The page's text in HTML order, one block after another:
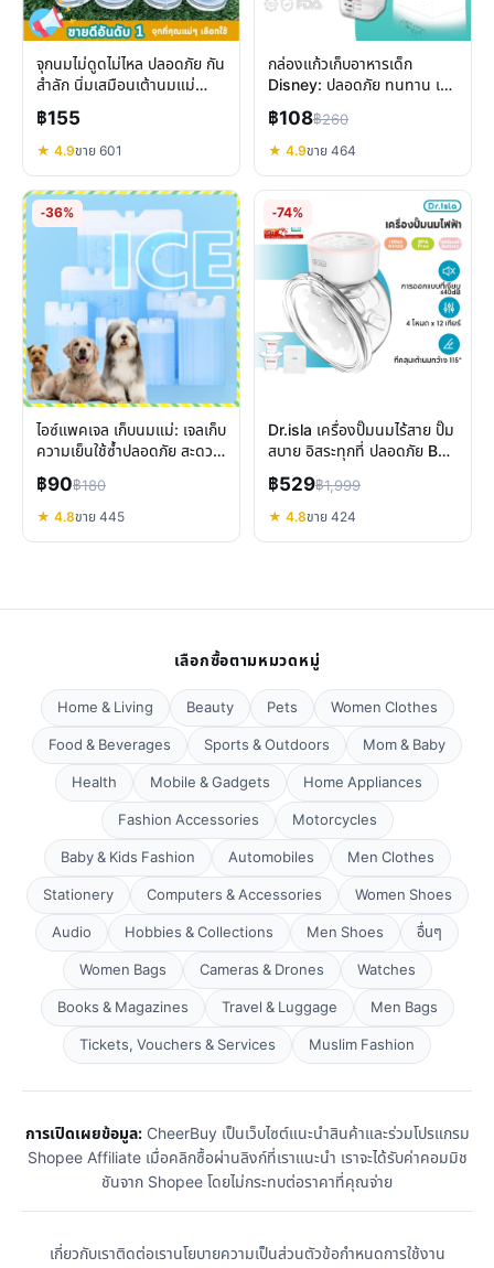
จุกนมไม่ดูดไม่ไหล ปลอดภัย กัน
สำลัก นิ่มเสมือนเต้านมแม่
สำหรับเด็ก
฿155
★ 4.9ขาย 601
กล่องแก้วเก็บอาหารเด็ก
Disney: ปลอดภัย ทนทาน เข้า
ไมโครเวฟ แช่แข็งได้
฿108฿260
★ 4.9ขาย 464
-36%
ไอซ์แพคเจล เก็บนมแม่: เจลเก็บ
ความเย็นใช้ซ้ำปลอดภัย สะดวก
ทุกการเดินทาง
฿90฿180
★ 4.8ขาย 445
-74%
Dr.isla เครื่องปั๊มนมไร้สาย ปั๊ม
สบาย อิสระทุกที่ ปลอดภัย BPA
Free
฿529฿1,999
★ 4.8ขาย 424
เลือกซื้อตามหมวดหมู่
Home & Living Beauty Pets
Women Clothes
Food & Beverages
Sports & Outdoors
Mom & Baby
Health
Mobile & Gadgets
Home Appliances
Fashion Accessories
Motorcycles
Baby & Kids Fashion
Automobiles
Men Clothes
Stationery
Computers & Accessories
Women Shoes
Audio
Hobbies & Collections Men Shoes
อื่นๆ
Women Bags
Cameras & Drones
Watches
Books & Magazines
Travel & Luggage
Men Bags
Tickets, Vouchers & Services
Muslim Fashion
การเปิดเผยข้อมูล:CheerBuy เป็นเว็บไซต์แนะนำสินค้าและร่วมโปรแกรม
Shopee Affiliate เมื่อคลิกซื้อผ่านลิงก์ที่เราแนะนำ เราจะได้รับค่าคอมมิช
ชันจาก Shopee โดยไม่กระทบต่อราคาที่คุณจ่าย
เกี่ยวกับเราติดต่อเรานโยบายความเป็นส่วนตัวข้อกำหนดการใช้งาน